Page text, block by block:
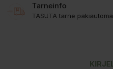
Tarneinfo
TASUTA tarne